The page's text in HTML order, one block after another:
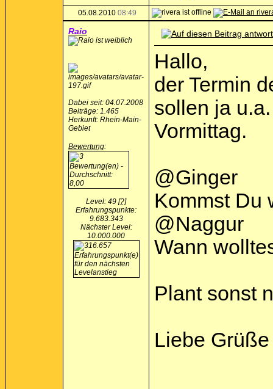
05.08.2010 08:49
Raio
Dabei seit: 04.07.2008
Beiträge: 1.465
Herkunft: Rhein-Main-
Gebiet
Bewertung:
Level: 49 [?]
Erfahrungspunkte:
9.683.343
Nächster Level:
10.000.000
Hallo,
der Termin
sollen ja
Vormittag.
@Ginger
Kommst Du
@Naggur
Wann
Plant sonst
Liebe